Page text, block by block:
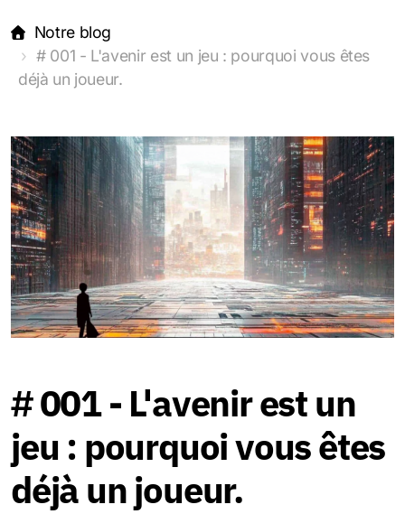
Notre blog
# 001 - L'avenir est un jeu : pourquoi vous êtes
déjà un joueur.
# 001 - L'avenir est un
jeu : pourquoi vous êtes
déjà un joueur.
Jeu de la Grande Transition